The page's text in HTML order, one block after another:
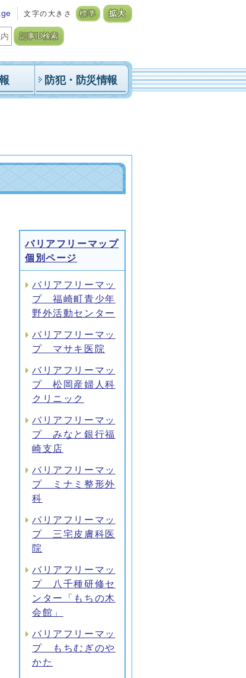
文字の大きさ 標準 拡大
記事ID検索
防犯・防災情報
バリアフリーマップ
個別ページ
バリアフリーマッ
プ 福崎町青少年
野外活動センター
バリアフリーマッ
プ マサキ医院
バリアフリーマッ
プ 松岡産婦人科
クリニック
バリアフリーマッ
プ みなと銀行福
崎支店
バリアフリーマッ
プ ミナミ整形外
科
バリアフリーマッ
プ 三宅皮膚科医
院
バリアフリーマッ
プ 八千種研修セ
ンター「もちの木
会館」
バリアフリーマッ
プ もちむぎのや
かた